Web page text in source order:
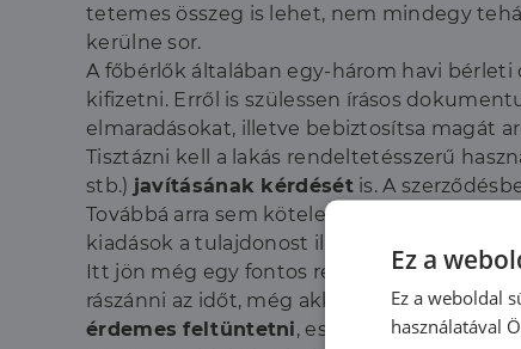
tetemes összeg is lehet, nem mindegy
kerülne sor.
A főbérlők általában egy-három havi
kifizetni. Erről is szülessen írásos
elmaradásokat, illetve bebiztosítsa magát
Tisztázni kell a lakás rendeltetésszerű
stb.) javításának kérdésétis. A
Továbbá arra sem kötelezhető a bérlő,
kiadások a tulajdonost illetik.
Itt jön még egy fontos rész, a lakásban
rászánni az időt, még akkor is, ha mondjuk
érdemes feltüntetni, esetleg a drágább
Ez a
Ez a weboldal
használatával